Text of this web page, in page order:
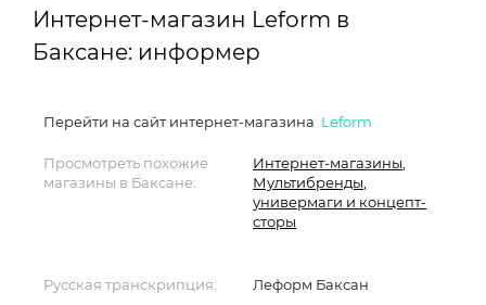
Интернет-магазин Leform в
Баксане: информер
Перейти на сайт интернет-магазина Leform
Просмотреть похожие
магазины в Баксане:
Интернет-магазины
Мультибренды,
универмаги и концепт-
сторы
Русская транскрипция: Леформ Баксан